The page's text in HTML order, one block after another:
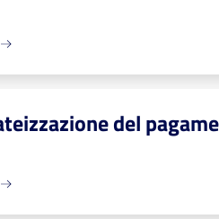
del